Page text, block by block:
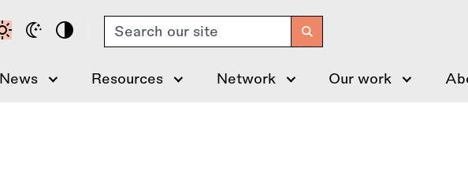
Search
News Resources Network Our work